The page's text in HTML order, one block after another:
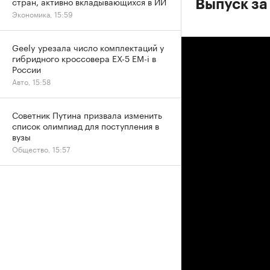
Выпуск
Экономика, 15:59
Geely урезала число комплектаций у
гибридного кроссовера EX-5 EM-i в
России
Авто, 15:58
Советник Путина призвала изменить
список олимпиад для поступления в
вузы
Общество, 15:57